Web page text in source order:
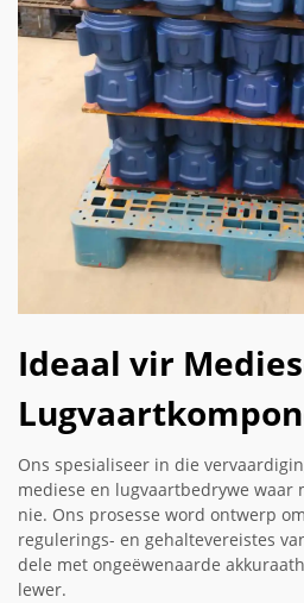
Ideaal vir
Ons spesialiseer in die
mediese en lugvaartbedrywe waar
nie. Ons prosesse word ontwerp
regulerings- en gehaltevereistes
dele met ongeëwenaarde
lewer.